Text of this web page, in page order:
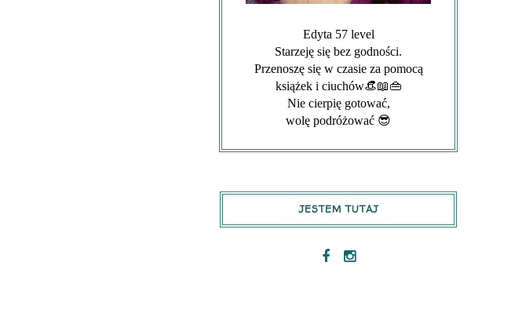
Edyta 57 level
Starzeję się bez godności.
Przenoszę się w czasie za pomocą
książek i ciuchów👒📖👜
Nie cierpię gotować,
wolę podróżować 😎
JESTEM TUTAJ